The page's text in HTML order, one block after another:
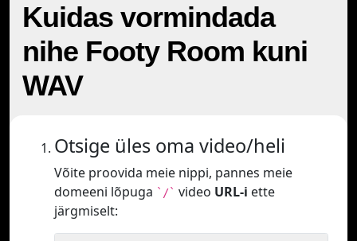
Kuidas vormindada
nihe Footy Room kuni
WAV
Otsige üles oma video/heli
Võite proovida meie nippi, pannes meie
domeeni lõpuga `/` video URL-i ette
järgmiselt: